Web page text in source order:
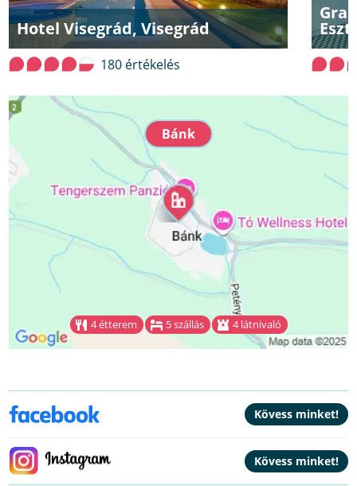
Hotel Visegrád, Visegrád
180 értékelés
Bánk
4 étterem 5 szállás 4 látnivaló